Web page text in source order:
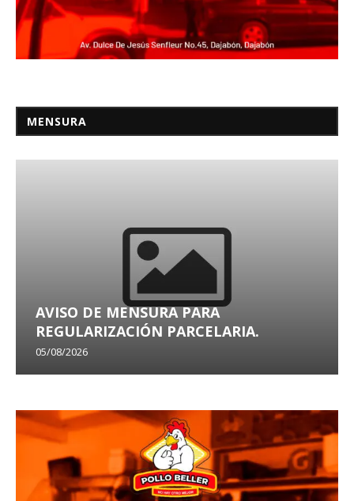
MENSURA
AVISO DE MENSURA PARA
REGULARIZACIÓN PARCELARIA.
05/08/2026